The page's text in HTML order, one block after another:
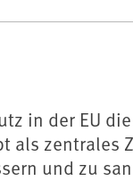
in der EU die
zentrales
und zu